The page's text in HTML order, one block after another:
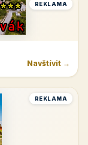
REKLAMA
Navštívit →
REKLAMA